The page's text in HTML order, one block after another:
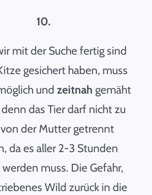
10.
mit der Suche fertig sind
gesichert haben, muss
und zeitnah gemäht
das Tier darf nicht zu
der Mutter getrennt
da es aller 2-3 Stunden
werden muss. Die Gefahr,
Wild zurück in die